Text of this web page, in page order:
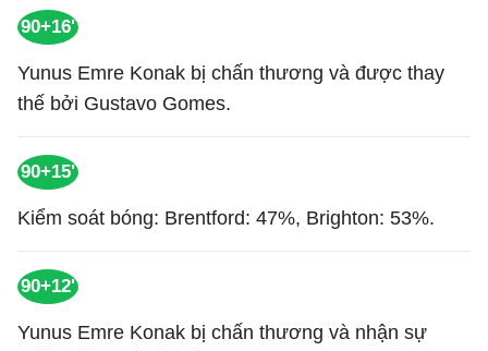
90+16'
Yunus Emre Konak bị chấn thương và được thay
thế bởi Gustavo Gomes.
90+15'
Kiểm soát bóng: Brentford: 47%, Brighton: 53%.
90+12'
Yunus Emre Konak bị chấn thương và nhận sự